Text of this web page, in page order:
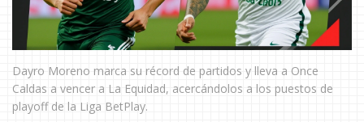
Dayro Moreno marca su récord de partidos y lleva a Once
Caldas a vencer a La Equidad, acercándolos a los puestos de
playoff de la Liga BetPlay.